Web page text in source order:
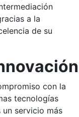
a la
de su
con la
tecnologías
servicio más